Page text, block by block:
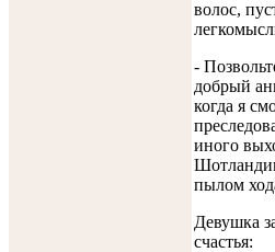
волос,
-
добрый
когда я
иного
пылом
Девушка
счастья: